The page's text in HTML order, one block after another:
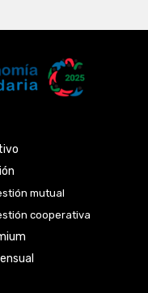
mutual
cooperativa